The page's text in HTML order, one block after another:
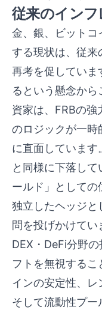
従来のイン
金、銀、ビットコ
する現状は、従来
再考を促していま
るという懸念か
資家は、FRBの強
のロジックが一時
に直面しています
と同様に下落し
ールド」としての
独立したヘッジと
問を投げかけてい
DEX・DeFi分野
フトを無視するこ
インの安定性、レ
そして流動性プー